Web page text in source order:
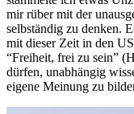
mir rüber mit der
selbständig zu denken.
mit dieser Zeit in den
“Freiheit, frei zu sein”
dürfen, unabhängig
eigene Meinung zu